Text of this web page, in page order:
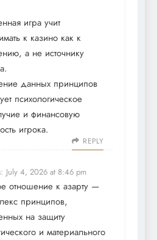
игра учит
к казино как к
а не источнику
данных принципов
психологическое
и финансовую
игрока.
REPLY
July 4, 2026 at 8:46 pm
отношение к азарту —
принципов,
на защиту
и материального